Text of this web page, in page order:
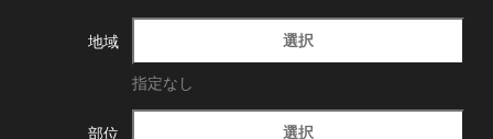
地域 選択
指定なし
部位 選択